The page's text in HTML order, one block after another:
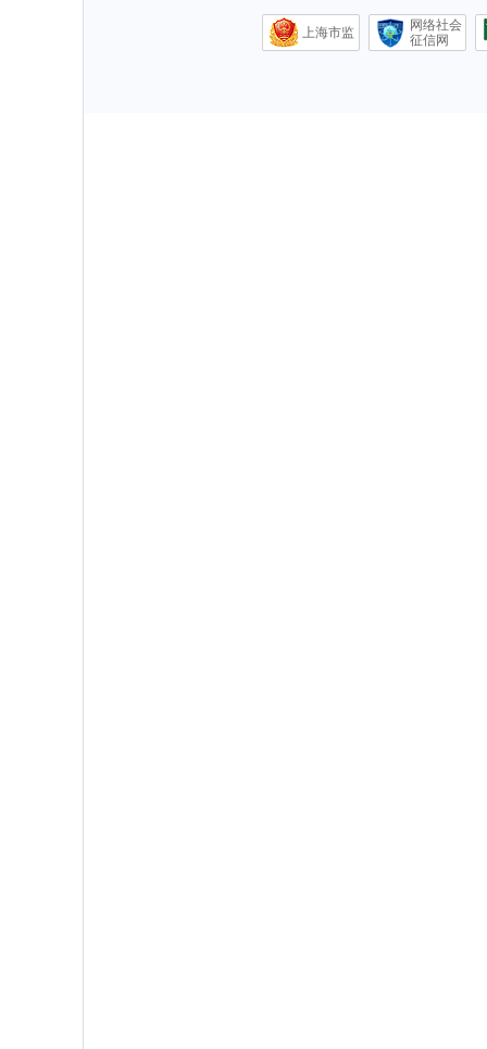
上海市监
网络社会
征信网